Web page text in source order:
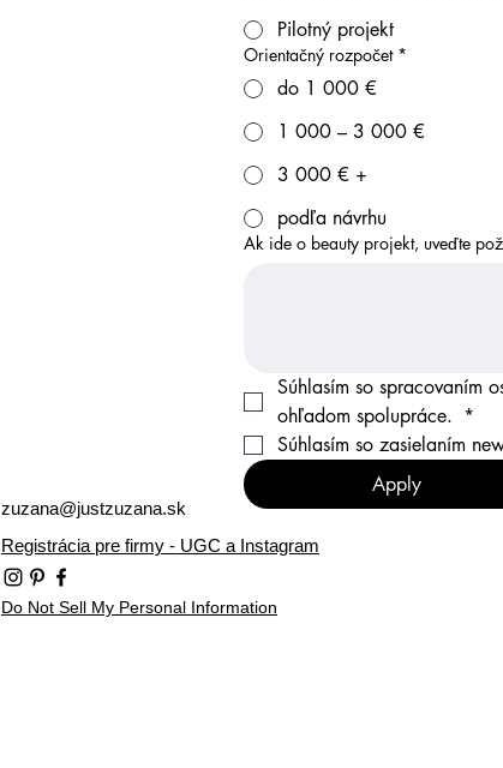
Pilotný projekt
Orientačný rozpočet *
do 1 000 €
1 000 – 3 000 €
3 000 € +
podľa návrhu
Ak ide o beauty projekt, uveďte
Súhlasím so spracovaním
ohľadom spolupráce. *
Apply
zuzana@justzuzana.sk
Registrácia pre firmy - UGC a Instagram
Do Not Sell My Personal Information